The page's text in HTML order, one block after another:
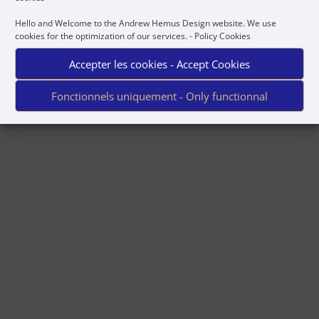
Hello and Welcome to the Andrew Hemus Design website. We use
cookies for the optimization of our services. - Policy Cookies
Accepter les cookies - Accept Cookies
Fonctionnels uniquement - Only functionnal
navigation ci-dessus
pour localiser l'article.